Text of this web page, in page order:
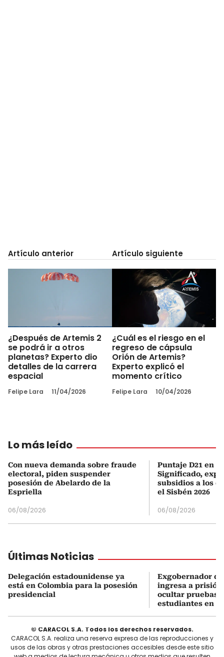
Artículo anterior
¿Después de Artemis 2
se podrá ir a otros
planetas? Experto dio
detalles de la carrera
espacial
Felipe Lara 11/04/2026
Artículo siguiente
¿Cuál es el riesgo en el
regreso de cápsula
Orión de Artemis?
Experto explicó el
momento crítico
Felipe Lara 10/04/2026
Lo más leído
Con nueva demanda sobre fraude
electoral, piden suspender
posesión de Abelardo de la
Espriella
06/08/2026
Puntaje D21 en
Significado,
subsidios a los
el Sisbén 2026
06/08/2026
Últimas Noticias
Delegación estadounidense ya
está en Colombia para la posesión
presidencial
Exgobernador
ingresa a prisión
ocultar pruebas
estudiantes en
© CARACOL S.A. Todos los derechos reservados.
CARACOL S.A. realiza una reserva expresa de las reproducciones y
usos de las obras y otras prestaciones accesibles desde este sitio